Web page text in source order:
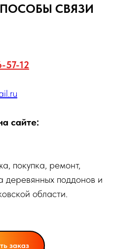
СВЯЗИ
57-12
сайте:
покупка, ремонт,
деревянных поддонов и
области.
заказ